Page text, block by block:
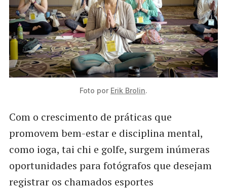
Foto por Erik Brolin.
Com o crescimento de práticas que
promovem bem-estar e disciplina mental,
como ioga, tai chi e golfe, surgem inúmeras
oportunidades para fotógrafos que desejam
registrar os chamados esportes